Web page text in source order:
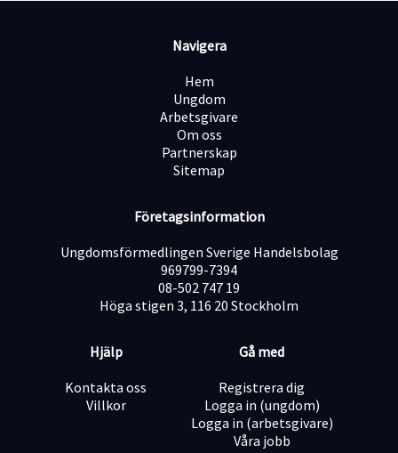
Navigera
Hem
Ungdom
Arbetsgivare
Om oss
Partnerskap
Sitemap
Företagsinformation
Ungdomsförmedlingen Sverige Handelsbolag
969799-7394
08-502 747 19
Höga stigen 3, 116 20 Stockholm
Hjälp
Kontakta oss
Villkor
Gå med
Registrera dig
Logga in (ungdom)
Logga in (arbetsgivare)
Våra jobb